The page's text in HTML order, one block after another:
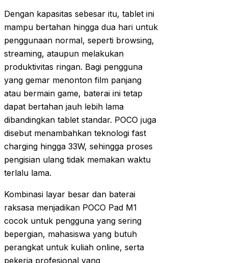
Dengan kapasitas sebesar itu, tablet ini
mampu bertahan hingga dua hari untuk
penggunaan normal, seperti browsing,
streaming, ataupun melakukan
produktivitas ringan. Bagi pengguna
yang gemar menonton film panjang
atau bermain game, baterai ini tetap
dapat bertahan jauh lebih lama
dibandingkan tablet standar. POCO juga
disebut menambahkan teknologi fast
charging hingga 33W, sehingga proses
pengisian ulang tidak memakan waktu
terlalu lama.
Kombinasi layar besar dan baterai
raksasa menjadikan POCO Pad M1
cocok untuk pengguna yang sering
bepergian, mahasiswa yang butuh
perangkat untuk kuliah online, serta
pekerja profesional yang